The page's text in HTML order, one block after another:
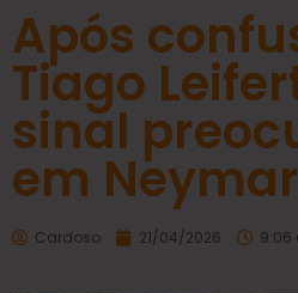
Após
Tiago
sinal
em Neymar
Cardoso 21/04/2026 9:06